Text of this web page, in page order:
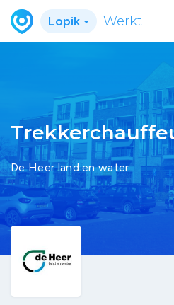
Lopik Werkt
De Heer land en water